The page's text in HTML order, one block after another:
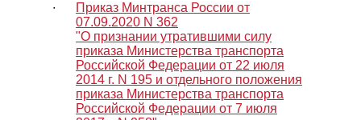
∙
Приказ Минтранса России от
07.09.2020 N 362
"О признании утратившими силу
приказа Министерства транспорта
Российской Федерации от 22 июля
2014 г. N 195 и отдельного положения
приказа Министерства транспорта
Российской Федерации от 7 июля